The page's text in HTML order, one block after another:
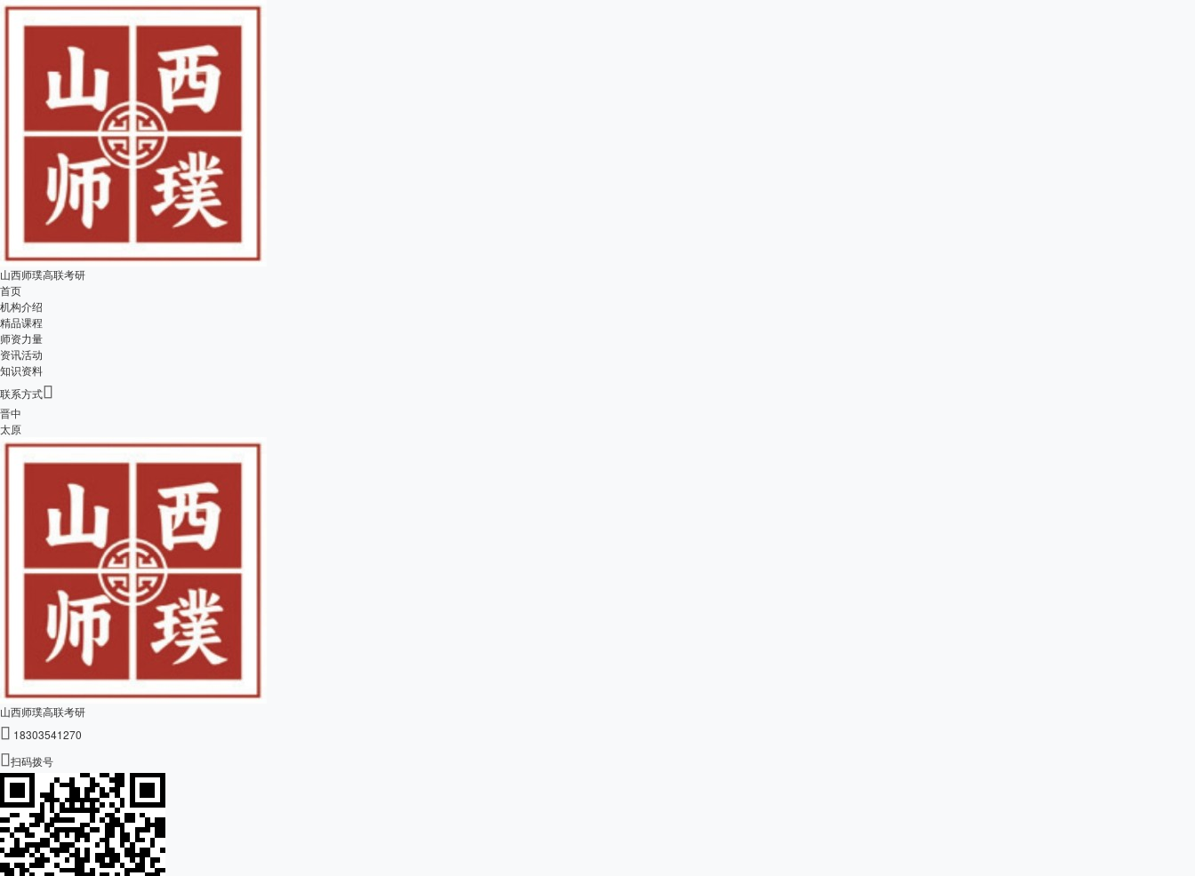
山西师璞高联考研
首页
机构介绍
精品课程
师资力量
资讯活动
知识资料
联系方式
晋中
太原
山西师璞高联考研
 18303541270
扫码拨号